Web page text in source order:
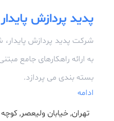
پدید پردازش پایدار
شرکت پدید پردازش
به ارائه راهکارهای جامع
بسته بندی می پردازد.
ادامه
تهران, خیابان ولیعصر, کوچه